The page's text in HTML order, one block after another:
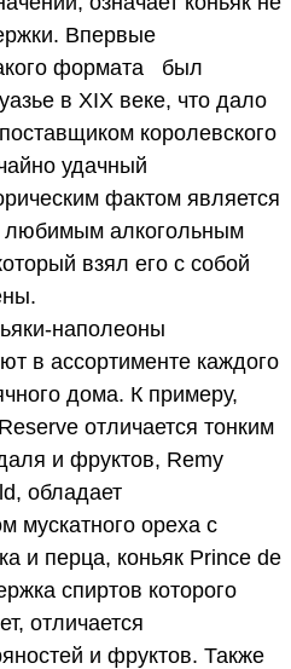
Впервые
формата был
в XIX веке, что дало
королевского
удачный
фактом является
любимым алкогольным
взял его с собой
наполеоны
в ассортименте каждого
дома. К примеру,
отличается тонким
и фруктов, Remy
обладает
мускатного ореха с
и перца, коньяк Prince de
спиртов которого
отличается
и фруктов. Также